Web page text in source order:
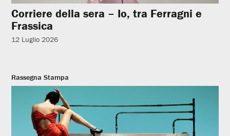
Corriere della sera – Io, tra Ferragni e
Frassica
12 Luglio 2026
Rassegna Stampa